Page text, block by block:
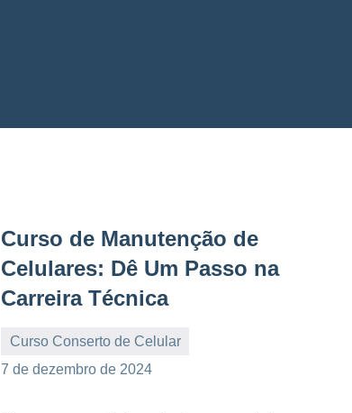
Curso de Manutenção de
Celulares: Dê Um Passo na
Carreira Técnica
Curso Conserto de Celular
7 de dezembro de 2024
debora
Nenhum